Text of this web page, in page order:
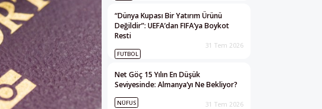
“Dünya Kupası Bir Yatırım Ürünü
Değildir”: UEFA’dan FIFA’ya Boykot
Resti
FUTBOL
31 Tem 2026
Net Göç 15 Yılın En Düşük
Seviyesinde: Almanya’yı Ne Bekliyor?
NÜFUS 31 Tem 2026